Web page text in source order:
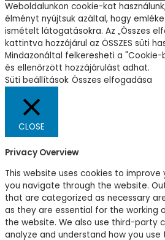
Weboldalunkon cookie-kat
élményt nyújtsuk azáltal, hogy
ismételt látogatásokra. Az „Összes
kattintva hozzájárul az ÖSSZES süti
Mindazonáltal felkeresheti a
és ellenőrzött hozzájárulást adhat.
Süti beállítások Összes elfogadása
CLOSE
Privacy Overview
This website uses cookies to improve
you navigate through the website.
that are categorized as necessary
as they are essential for the working
the website. We also use third-party
analyze and understand how you use